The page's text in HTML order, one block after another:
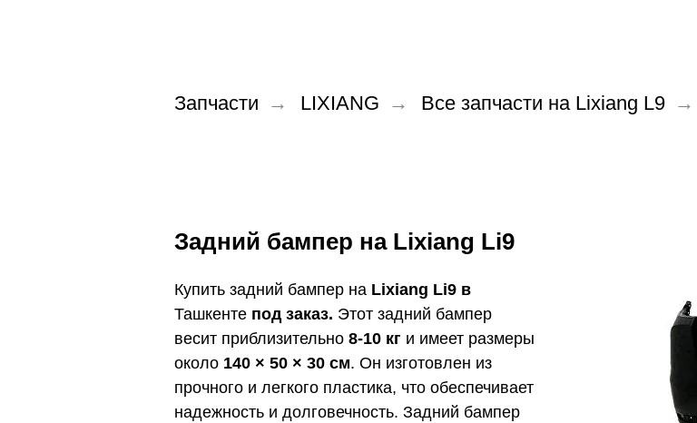
Запчасти → LIXIANG → Все запчасти на Lixiang L9 →
Задний бампер на Lixiang Li9
Купить задний бампер на Lixiang Li9 в
Ташкенте под заказ. Этот задний бампер
весит приблизительно 8-10 кг и имеет размеры
около 140 × 50 × 30 см. Он изготовлен из
прочного и легкого пластика, что обеспечивает
надежность и долговечность. Задний бампер